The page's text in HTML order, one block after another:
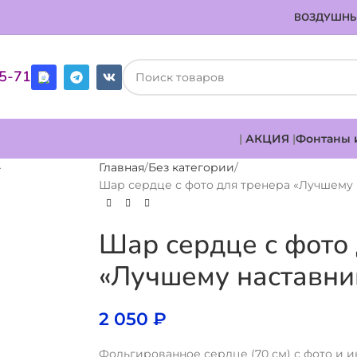
71
| АКЦИЯ |Фонтаны
Главная Без категории
Шар сердце с фото для тренера «Лучшему
Шар сердце с фото
«Лучшему
2 050₽
Фольгированное сердце (70 см) с фото и